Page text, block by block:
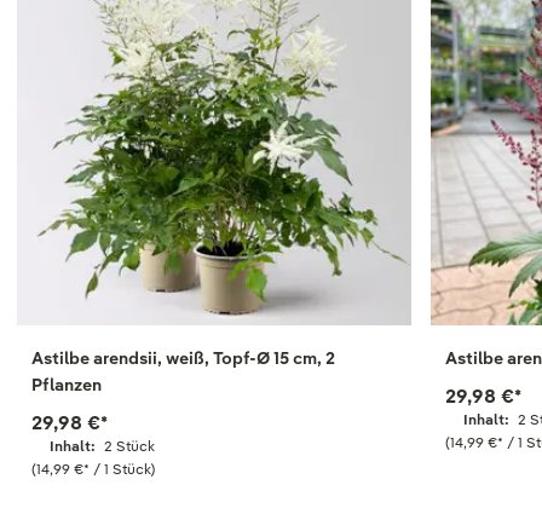
Astilbe arendsii, weiß, Topf-Ø 15 cm, 2
Pflanzen
Inhalt: 2 Stück
(14,99 €* / 1 Stück)
29,98 €*
Astilbe
Inhalt: 2
(14,99 €* / 1
29,98 €*